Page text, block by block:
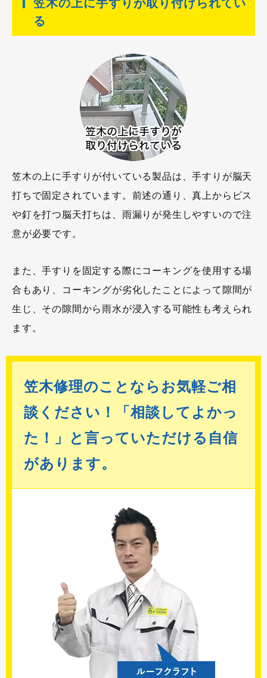
笠木の上に手すりが取り付けられてい
る
笠木の上に手すりが付いている製品は、手すりが脳天
打ちで固定されています。前述の通り、真上からビス
や釘を打つ脳天打ちは、雨漏りが発生しやすいので注
意が必要です。
また、手すりを固定する際にコーキングを使用する場
合もあり、コーキングが劣化したことによって隙間が
生じ、その隙間から雨水が浸入する可能性も考えられ
ます。
笠木修理のことならお気軽ご相
談ください！「相談してよかっ
た！」と言っていただける自信
があります。